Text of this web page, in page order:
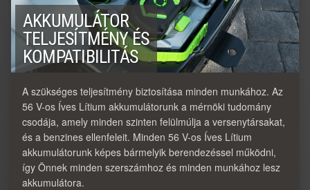
AKKUMULÁTOR
TELJESÍTMÉNY ÉS
KOMPATIBILITÁS
A szükséges teljesítmény biztosítása minden munkához. Az
56 V-os Íves Lítium akkumulátorunk a mérnöki tudomány
csodája, amely minden szinten felülmúlja a versenytársakat,
és a benzines ellenfeleit. Minden 56 V-os Íves Lítium
akkumulátorunk képes bármelyik berendezéssel működni,
így Önnek minden szerszámhoz és minden munkához lesz
akkumulátora.